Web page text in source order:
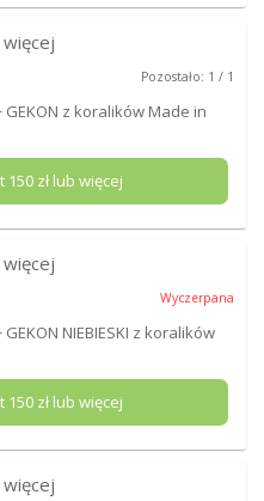
więcej
Pozostało: 1 / 1
GEKON z koralików Made in
150zł lub więcej
więcej
Wyczerpana
NIEBIESKI z koralików
150zł lub więcej
więcej